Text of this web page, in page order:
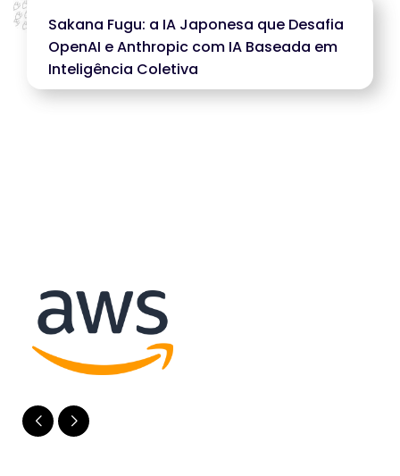
Sakana Fugu: a IA Japonesa que Desafia
OpenAI e Anthropic com IA Baseada em
Inteligência Coletiva